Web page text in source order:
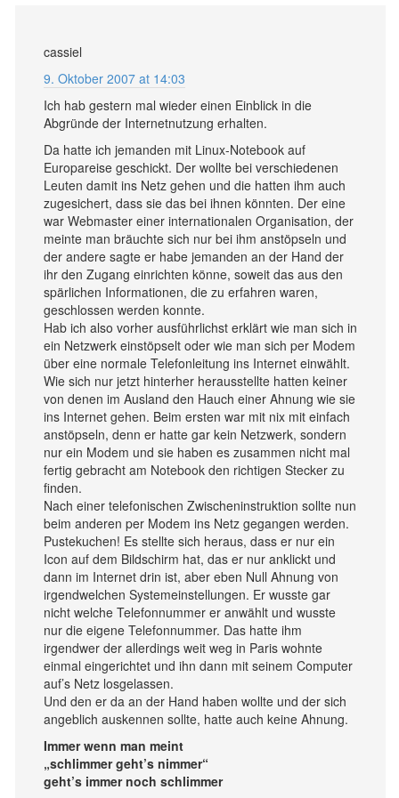
cassiel
9. Oktober 2007 at 14:03
Ich hab gestern mal wieder einen Einblick in die
Abgründe der Internetnutzung erhalten.
Da hatte ich jemanden mit Linux-Notebook auf
Europareise geschickt. Der wollte bei verschiedenen
Leuten damit ins Netz gehen und die hatten ihm auch
zugesichert, dass sie das bei ihnen könnten. Der eine
war Webmaster einer internationalen Organisation, der
meinte man bräuchte sich nur bei ihm anstöpseln und
der andere sagte er habe jemanden an der Hand der
ihr den Zugang einrichten könne, soweit das aus den
spärlichen Informationen, die zu erfahren waren,
geschlossen werden konnte.
Hab ich also vorher ausführlichst erklärt wie man sich in
ein Netzwerk einstöpselt oder wie man sich per Modem
über eine normale Telefonleitung ins Internet einwählt.
Wie sich nur jetzt hinterher herausstellte hatten keiner
von denen im Ausland den Hauch einer Ahnung wie sie
ins Internet gehen. Beim ersten war mit nix mit einfach
anstöpseln, denn er hatte gar kein Netzwerk, sondern
nur ein Modem und sie haben es zusammen nicht mal
fertig gebracht am Notebook den richtigen Stecker zu
finden.
Nach einer telefonischen Zwischeninstruktion sollte nun
beim anderen per Modem ins Netz gegangen werden.
Pustekuchen! Es stellte sich heraus, dass er nur ein
Icon auf dem Bildschirm hat, das er nur anklickt und
dann im Internet drin ist, aber eben Null Ahnung von
irgendwelchen Systemeinstellungen. Er wusste gar
nicht welche Telefonnummer er anwählt und wusste
nur die eigene Telefonnummer. Das hatte ihm
irgendwer der allerdings weit weg in Paris wohnte
einmal eingerichtet und ihn dann mit seinem Computer
auf’s Netz losgelassen.
Und den er da an der Hand haben wollte und der sich
angeblich auskennen sollte, hatte auch keine Ahnung.
Immer wenn man meint
„schlimmer geht’s nimmer“
geht’s immer noch schlimmer